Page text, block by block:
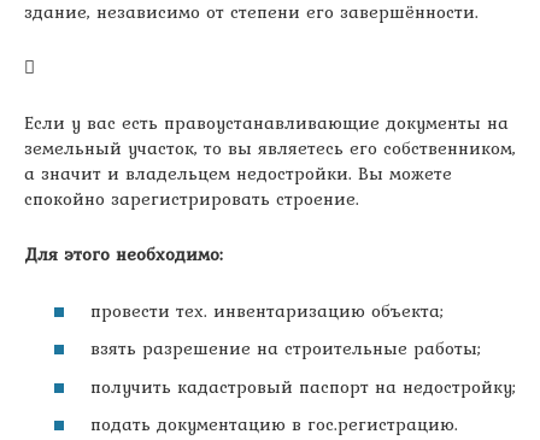
здание, независимо от степени его завершённости.
Если у вас есть правоустанавливающие документы на
земельный участок, то вы являетесь его собственником,
а значит и владельцем недостройки. Вы можете
спокойно зарегистрировать строение.
Для этого необходимо:
провести тех. инвентаризацию объекта;
взять разрешение на строительные работы;
получить кадастровый паспорт на недостройку;
подать документацию в гос.регистрацию.